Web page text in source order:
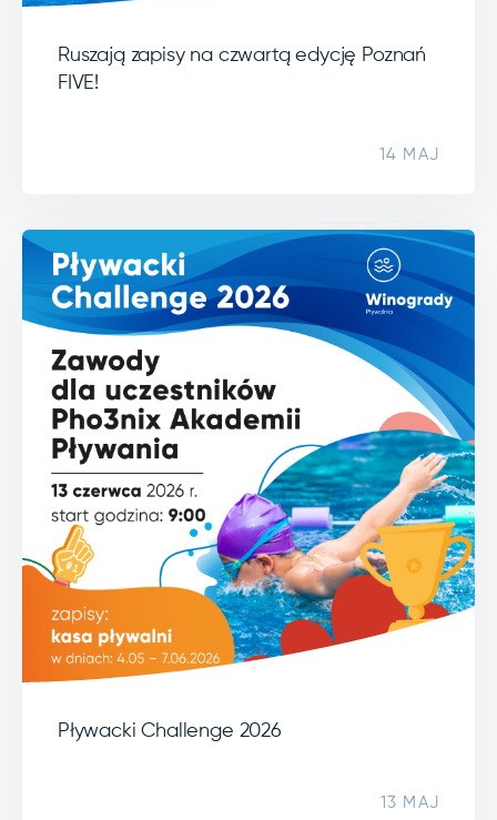
Ruszają zapisy na czwartą edycję Poznań
FIVE!
14 MAJ
Pływacki Challenge 2026
13 MAJ